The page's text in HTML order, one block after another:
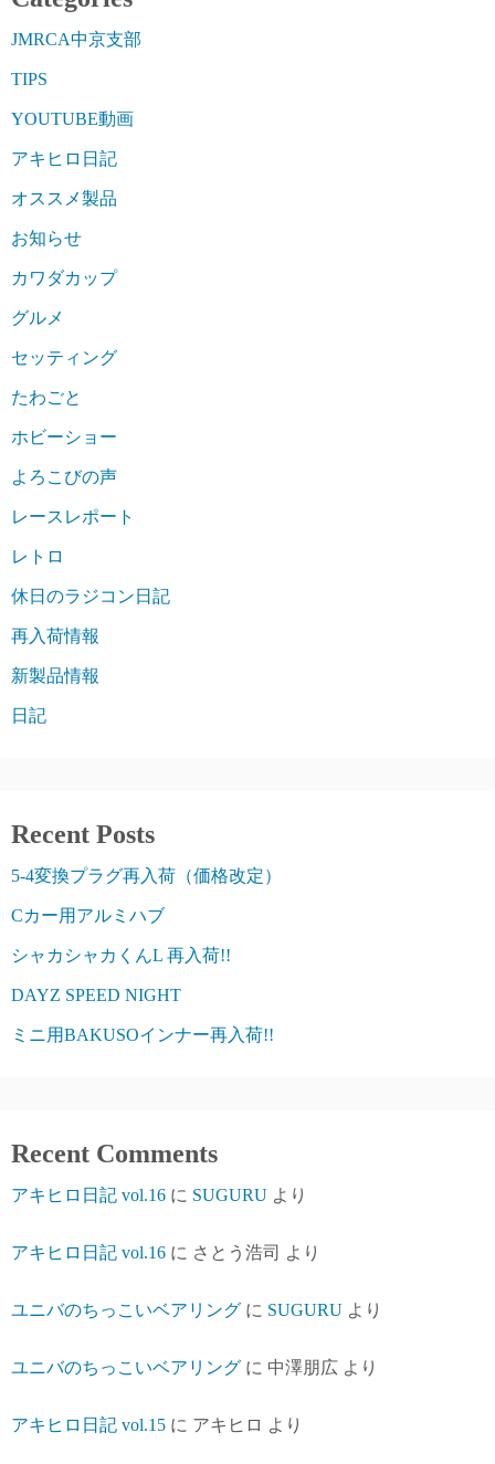
JMRCA中京支部
TIPS
YOUTUBE動画
アキヒロ日記
オススメ製品
お知らせ
カワダカップ
グルメ
セッティング
たわごと
ホビーショー
よろこびの声
レースレポート
レトロ
休日のラジコン日記
再入荷情報
新製品情報
日記
Recent Posts
5-4変換プラグ再入荷（価格改定）
Cカー用アルミハブ
シャカシャカくんL 再入荷!!
DAYZ SPEED NIGHT
ミニ用BAKUSOインナー再入荷!!
Recent Comments
アキヒロ日記 vol.16 に SUGURU より
アキヒロ日記 vol.16 に さとう浩司 より
ユニバのちっこいベアリング に SUGURU より
ユニバのちっこいベアリング に 中澤朋広 より
アキヒロ日記 vol.15 に アキヒロ より